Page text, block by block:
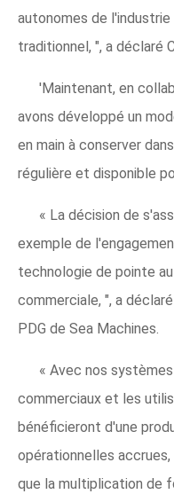
autonomes de
traditionnel, ", a déclaré
'Maintenant, en
avons développé un
en main à conserver
régulière et disponible
« La décision de
exemple de
technologie de pointe
commerciale, ", a
PDG de Sea Machines.
« Avec nos
commerciaux et les
bénéficieront d'une
opérationnelles
que la multiplication de